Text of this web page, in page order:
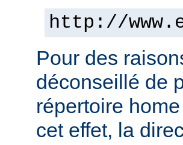
http://
Pour des
déconseillé de
répertoire
cet effet, la